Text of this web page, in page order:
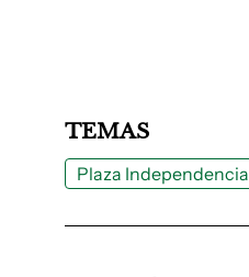
TEMAS
Plaza Independencia